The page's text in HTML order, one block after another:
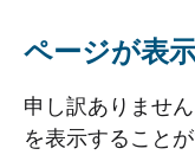
ページが表
申し訳ありませ
を表示すること